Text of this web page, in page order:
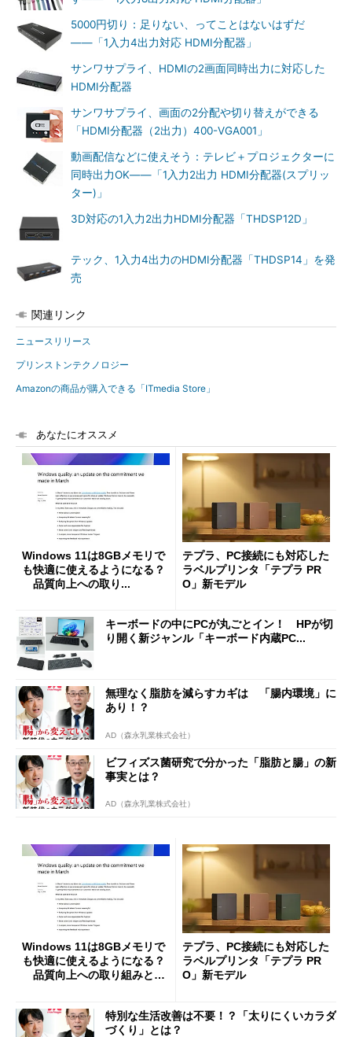
5000円切り：足りない、ってことはないはずだ
――「1入力4出力対応 HDMI分配器」
サンワサプライ、HDMIの2画面同時出力に対応した
HDMI分配器
サンワサプライ、画面の2分配や切り替えができる
「HDMI分配器（2出力）400-VGA001」
動画配信などに使えそう：テレビ＋プロジェクターに
同時出力OK――「1入力2出力 HDMI分配器(スプリッ
ター)」
3D対応の1入力2出力HDMI分配器「THDSP12D」
テック、1入力4出力のHDMI分配器「THDSP14」を発
売
関連リンク
ニュースリリース
プリンストンテクノロジー
Amazonの商品が購入できる「ITmedia Store」
あなたにオススメ
Windows 11は8GBメモリで
も快適に使えるようになる？
品質向上への取り...
テプラ、PC接続にも対応した
ラベルプリンタ「テプラ PR
O」新モデル
キーボードの中にPCが丸ごとイン！ HPが切
り開く新ジャンル「キーボード内蔵PC...
無理なく脂肪を減らすカギは 「腸内環境」に
あり！？
AD（森永乳業株式会社）
ビフィズス菌研究で分かった「脂肪と腸」の新
事実とは？
AD（森永乳業株式会社）
Windows 11は8GBメモリで
も快適に使えるようになる？
品質向上への取り組みと
テプラ、PC接続にも対応した
ラベルプリンタ「テプラ PR
O」新モデル
特別な生活改善は不要！？「太りにくいカラダ
づくり」とは？